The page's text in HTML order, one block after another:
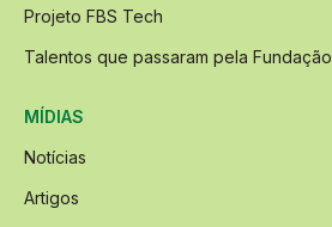
Projeto FBS Tech
Talentos que passaram pela Fundação
MÍDIAS
Notícias
Artigos